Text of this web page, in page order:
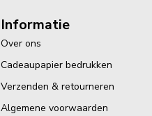
Informatie
Over ons
Cadeaupapier bedrukken
Verzenden & retourneren
Algemene voorwaarden